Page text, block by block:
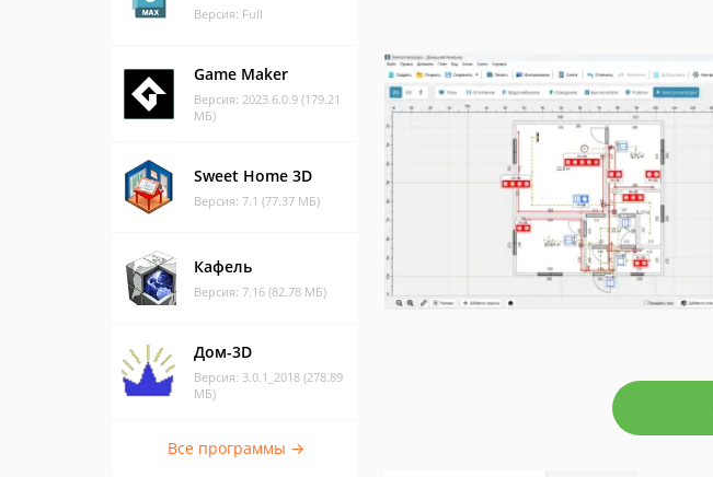
Версия: Full
Game Maker
Версия: 2023.6.0.9 (179.21
МБ)
Sweet Home 3D
Версия: 7.1 (77.37 МБ)
Кафель
Версия: 7.16 (82.78 МБ)
Дом-3D
Версия: 3.0.1_2018 (278.89
МБ)
Все программы →